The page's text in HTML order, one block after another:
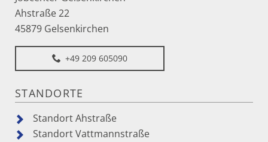
Ahstraße 22
45879 Gelsenkirchen
+49 209 605090
STANDORTE
Standort Ahstraße
Standort Vattmannstraße